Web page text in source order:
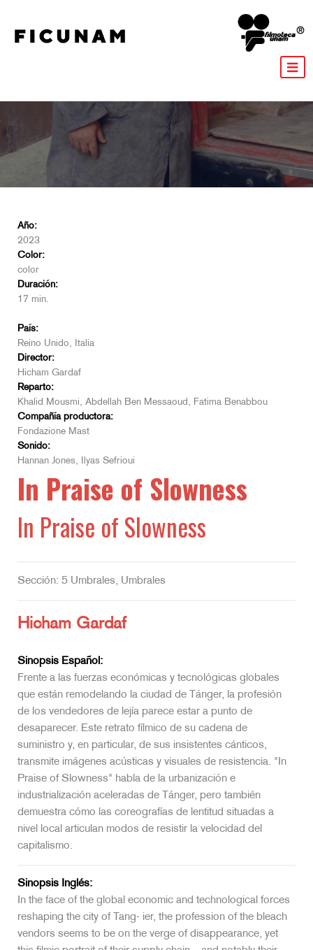
Año:
2023
Color:
color
Duración:
17 min.
País:
Reino Unido, Italia
Director:
Hicham Gardaf
Reparto:
Khalid Mousmi, Abdellah Ben Messaoud, Fatima Benabbou
Compañía productora:
Fondazione Mast
Sonido:
Hannan Jones, Ilyas Sefrioui
In Praise of Slowness
In Praise of Slowness
Sección: 5 Umbrales, Umbrales
Hicham Gardaf
Sinopsis Español:
Frente a las fuerzas económicas y tecnológicas globales
que están remodelando la ciudad de Tánger, la profesión
de los vendedores de lejía parece estar a punto de
desaparecer. Este retrato fílmico de su cadena de
suministro y, en particular, de sus insistentes cánticos,
transmite imágenes acústicas y visuales de resistencia. "In
Praise of Slowness" habla de la urbanización e
industrialización aceleradas de Tánger, pero también
demuestra cómo las coreografías de lentitud situadas a
nivel local articulan modos de resistir la velocidad del
capitalismo.
Sinopsis Inglés:
In the face of the global economic and technological forces
reshaping the city of Tang- ier, the profession of the bleach
vendors seems to be on the verge of disappearance, yet